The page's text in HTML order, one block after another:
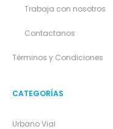
Trabaja con nosotros
Contactanos
Términos y Condiciones
CATEGORÍAS
Urbano Vial